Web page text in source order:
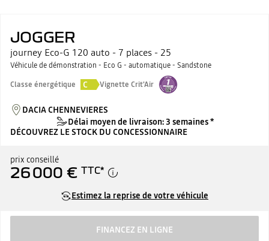
JOGGER
journey Eco-G 120 auto - 7 places - 25
Véhicule de démonstration - Eco G - automatique - Sandstone
Classe énergétique
C Vignette Crit'Air
DACIA CHENNEVIERES
Délai moyen de livraison: 3 semaines *
DÉCOUVREZ LE STOCK DU CONCESSIONNAIRE
prix conseillé
26 000 € TTC*
Estimez la reprise de votre véhicule
FINANCEZ EN LIGNE